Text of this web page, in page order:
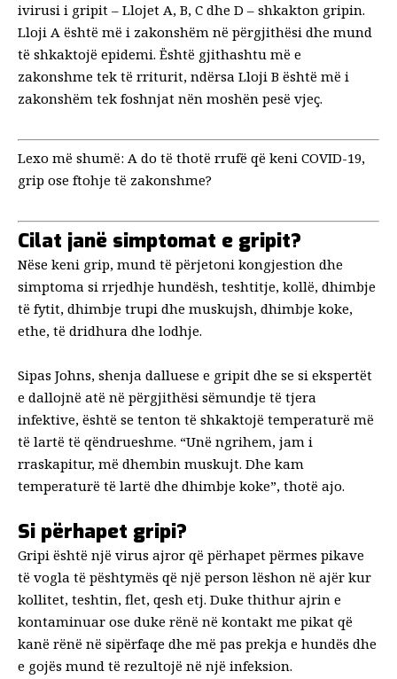
ivirusi i gripit – Llojet A, B, C dhe D – shkakton gripin.
Lloji A është më i zakonshëm në përgjithësi dhe mund
të shkaktojë epidemi. Është gjithashtu më e
zakonshme tek të rriturit, ndërsa Lloji B është më i
zakonshëm tek foshnjat nën moshën pesë vjeç.
Lexo më shumë: A do të thotë rrufë që keni COVID-19,
grip ose ftohje të zakonshme?
Cilat janë simptomat e gripit?
Nëse keni grip, mund të përjetoni kongjestion dhe
simptoma si rrjedhje hundësh, teshtitje, kollë, dhimbje
të fytit, dhimbje trupi dhe muskujsh, dhimbje koke,
ethe, të dridhura dhe lodhje.
Sipas Johns, shenja dalluese e gripit dhe se si ekspertët
e dallojnë atë në përgjithësi sëmundje të tjera
infektive, është se tenton të shkaktojë temperaturë më
të lartë të qëndrueshme. “Unë ngrihem, jam i
rraskapitur, më dhembin muskujt. Dhe kam
temperaturë të lartë dhe dhimbje koke”, thotë ajo.
Si përhapet gripi?
Gripi është një virus ajror që përhapet përmes pikave
të vogla të pështymës që një person lëshon në ajër kur
kollitet, teshtin, flet, qesh etj. Duke thithur ajrin e
kontaminuar ose duke rënë në kontakt me pikat që
kanë rënë në sipërfaqe dhe më pas prekja e hundës dhe
e gojës mund të rezultojë në një infeksion.